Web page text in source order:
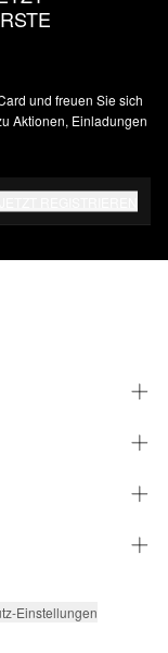
und freuen Sie sich
Aktionen, Einladungen
Einstellungen